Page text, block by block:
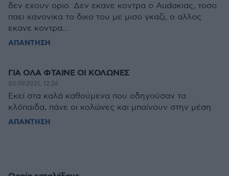
δεν εχουν οριο. Δεν εκανε κοντρα ο Audακιας, τοσο
παει κανονικα το δικο του με μισο γκαζι, ο αλλος
εκανε κοντρα...
ΑΠΑΝΤΗΣΗ
ΓΙΑ ΟΛΑ ΦΤΑΙΝΕ ΟΙ ΚΟΛΩΝΕΣ
03.09.2021, 12:26
Εκεί στα καλά καθούμενα που οδηγούσαν τα
κλόπαιδα, πάνε οι κολώνες και μπαίνουν στην μέση
ΑΠΑΝΤΗΣΗ